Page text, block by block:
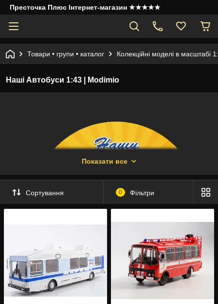
Престочка Плюс Інтернет-магазин ★★★★★
Товари • групи • каталог Колекційні моделі в масштабі
Наші Автобуси 1:43 | Modimio
Наші Автобуси 1:43 (Modimio)
Показати все
Сортування 0 Фільтри